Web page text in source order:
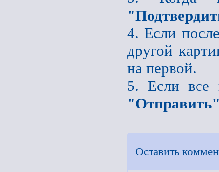
4. Если
другой
на первой.
5. Если все
Оставить